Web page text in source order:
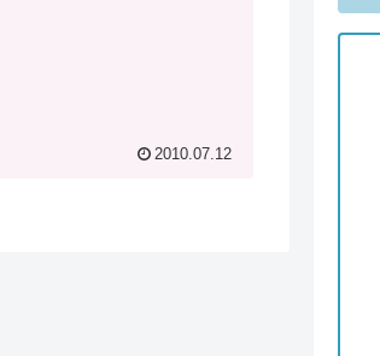
2010.07.12